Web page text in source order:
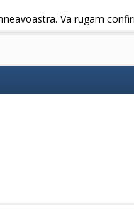
Va rugam